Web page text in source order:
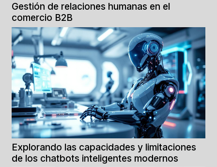
Gestión de relaciones humanas en el
comercio B2B
Explorando las capacidades y limitaciones
de los chatbots inteligentes modernos